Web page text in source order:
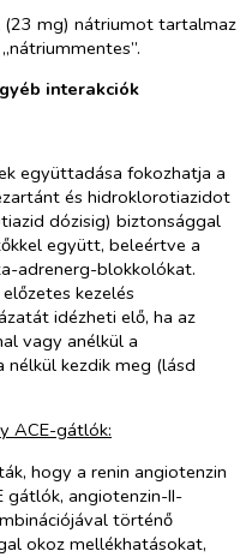
mg) nátriumot tartalmaz
interakciók
együttadása fokozhatja a
és hidroklorotiazidot
dózisig) biztonsággal
együtt, beleértve a
adrenerg-blokkolókat.
kezelés
idézheti elő, ha az
vagy anélkül a
kezdik meg (lásd
ACE-gátlók:
hogy a renin angiotenzin
gátlók, angiotenzin-II-
történő
okoz mellékhatásokat,